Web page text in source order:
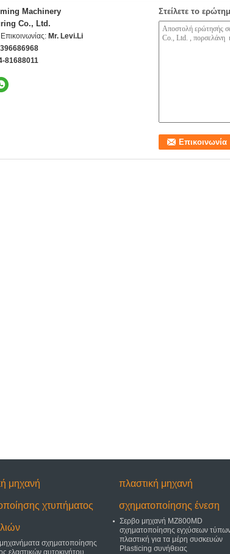
Machinery
Co., Ltd.
Mr. Levi.Li
81688011
Στείλετε το
μηχανή
χτυπήματος
σχηματοποίησης
ελαστικών αυτοκινήτου,
πλαστική μηχανή
σχηματοποίησης ένεση
Σερβο μηχανή MZ800MD
σχηματοποίησης εγχύσεων
πλαστική για τα μέρη συσκευών
Plasticing συνήθειας